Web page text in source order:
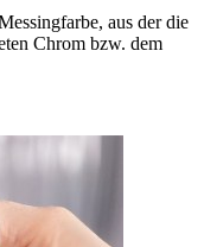
aus der die
Chrom bzw. dem